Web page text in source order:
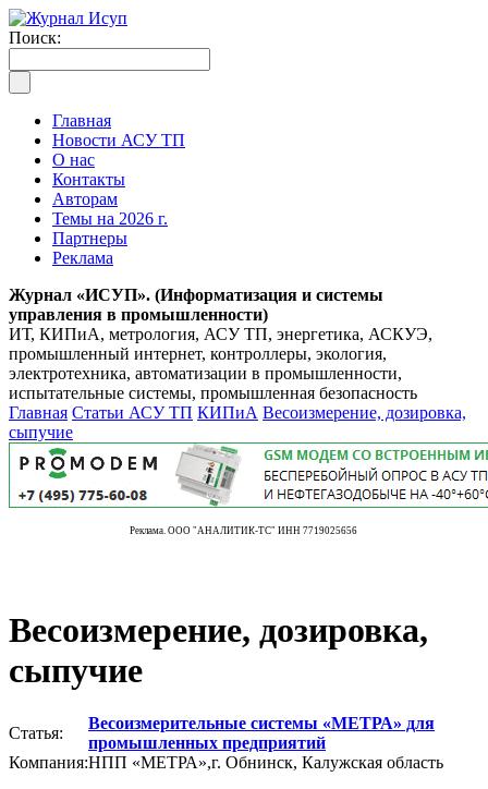
Поиск:
Главная
Новости АСУ ТП
О нас
Контакты
Авторам
Темы на 2026 г.
Партнеры
Реклама
Журнал «ИСУП». (Информатизация и системы
управления в промышленности)
ИТ, КИПиА, метрология, АСУ ТП, энергетика, АСКУЭ,
промышленный интернет, контроллеры, экология,
электротехника, автоматизации в промышленности,
испытательные системы, промышленная безопасность
Главная Статьи АСУ ТП КИПиА Весоизмерение, дозировка,
сыпучие
Реклама. ООО "АНАЛИТИК-ТС" ИНН 7719025656
Весоизмерение, дозировка,
сыпучие
Статья:
Весоизмерительные системы «МЕТРА» для
промышленных предприятий
Компания:НПП «МЕТРА»,г. Обнинск, Калужская область